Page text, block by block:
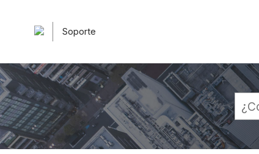
Soporte